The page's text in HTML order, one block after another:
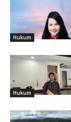
Hukum
Hukum